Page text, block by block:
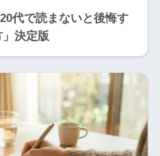
代で読まないと後悔す
決定版